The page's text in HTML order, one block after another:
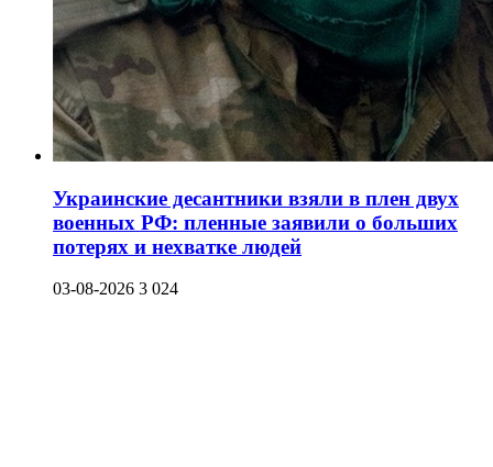
Украинские десантники взяли в плен двух
военных РФ: пленные заявили о больших
потерях и нехватке людей
03-08-2026 3 024